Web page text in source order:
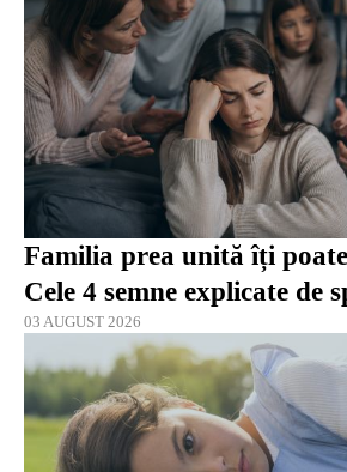
Familia prea unită îți
Cele 4 semne explicate de
03 AUGUST 2026